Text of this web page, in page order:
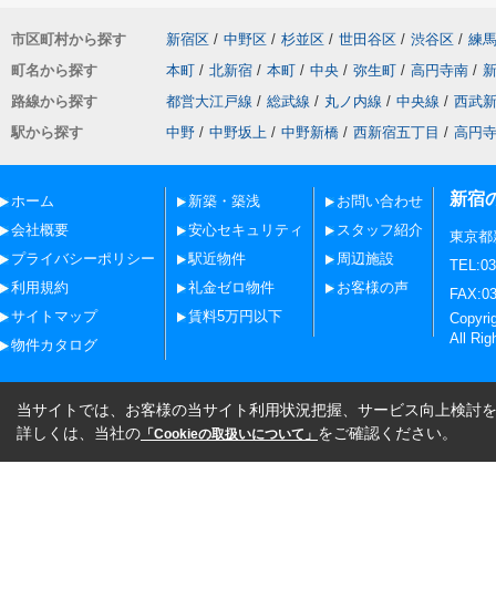
市区町村から探す 新宿区 / 中野区 / 杉並区 / 世田谷区 / 渋谷区 / 練
町名から探す
本町 / 北新宿 / 本町 / 中央 / 弥生町 / 高円寺南 /
路線から探す
都営大江戸線 / 総武線 / 丸ノ内線 / 中央線 / 西武
駅から探す
中野 / 中野坂上 / 中野新橋 / 西新宿五丁目 / 高円寺
ホーム
会社概要
プライバシーポリシー
利用規約
サイトマップ
物件カタログ
新築・築浅
安心セキュリティ
駅近物件
礼金ゼロ物件
賃料5万円以下
お問い合わせ
スタッフ紹介
周辺施設
お客様の声
新宿
東京都
All
当サイトでは、お客様の当サイト利用状況把握、サービス向上検討
詳しくは、当社の 「Cookieの取扱いについて」 をご確認ください。